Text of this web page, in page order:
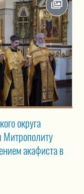
округа
Митрополиту
акафиста в